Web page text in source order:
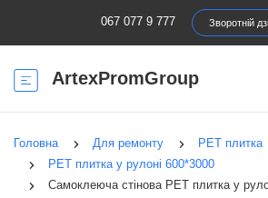
067 077 9 777 Зворотній
ArtexPromGroup
Головна Для ремонту
PET плитка
PET плитка у рулоні 600*3000
Самоклеюча стінова PET плитка у